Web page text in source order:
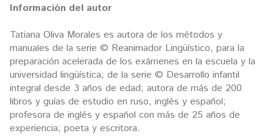
Información del autor
Tatiana Oliva Morales es autora de los métodos y
manuales de la serie © Reanimador Lingüístico, para la
preparación acelerada de los exámenes en la escuela y la
universidad lingüística; de la serie © Desarrollo infantil
integral desde 3 años de edad; autora de más de 200
libros y guías de estudio en ruso, inglés y español;
profesora de inglés y español con más de 25 años de
experiencia; poeta y escritora.